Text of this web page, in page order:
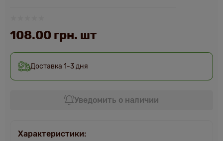
Доставка 1-3 дня
108.00 грн. шт
Уведомить о наличии
Характеристики: